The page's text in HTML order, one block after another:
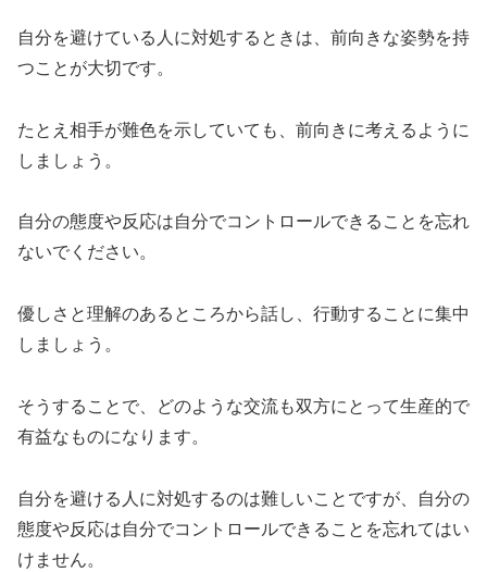
自分を避けている人に対処するときは、前向きな姿勢を持
つことが大切です。
たとえ相手が難色を示していても、前向きに考えるように
しましょう。
自分の態度や反応は自分でコントロールできることを忘れ
ないでください。
優しさと理解のあるところから話し、行動することに集中
しましょう。
そうすることで、どのような交流も双方にとって生産的で
有益なものになります。
自分を避ける人に対処するのは難しいことですが、自分の
態度や反応は自分でコントロールできることを忘れてはい
けません。